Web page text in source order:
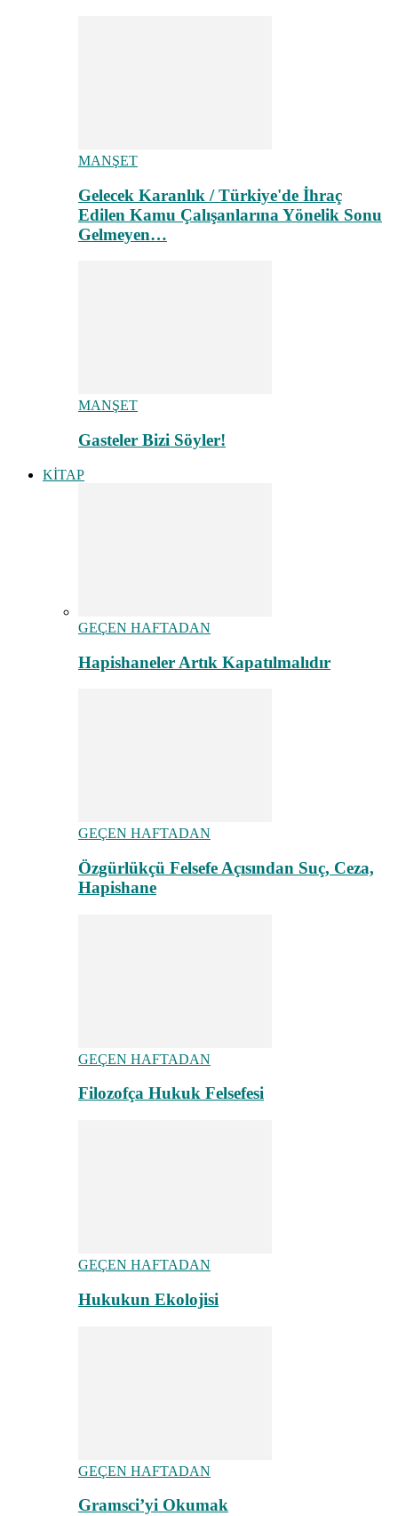
MANŞET
Gelecek Karanlık / Türkiye'de İhraç
Edilen Kamu Çalışanlarına Yönelik Sonu
Gelmeyen…
MANŞET
Gasteler Bizi Söyler!
KİTAP
GEÇEN HAFTADAN
Hapishaneler Artık Kapatılmalıdır
GEÇEN HAFTADAN
Özgürlükçü Felsefe Açısından Suç, Ceza,
Hapishane
GEÇEN HAFTADAN
Filozofça Hukuk Felsefesi
GEÇEN HAFTADAN
Hukukun Ekolojisi
GEÇEN HAFTADAN
Gramsci’yi Okumak